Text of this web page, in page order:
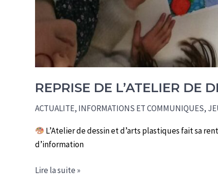
REPRISE DE L’ATELIER DE
ACTUALITE, INFORMATIONS ET COMMUNIQUES,
L’Atelier de dessin et d’arts plastiques fait sa
d’information
Reprise
Lire la suite »